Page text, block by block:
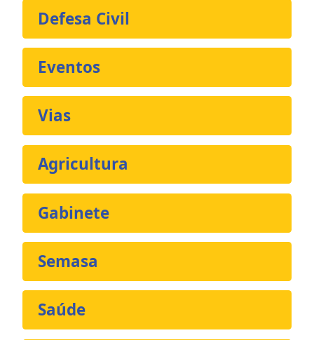
Defesa Civil
Eventos
Vias
Agricultura
Gabinete
Semasa
Saúde